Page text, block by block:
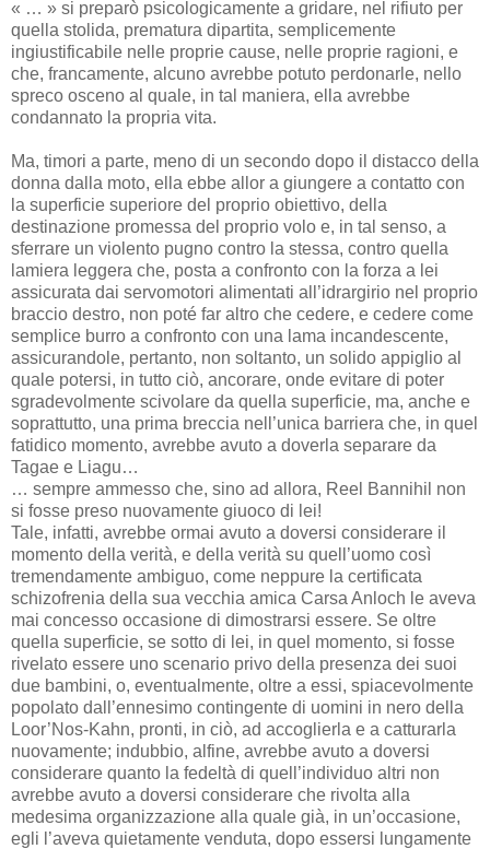
« … » si preparò psicologicamente a gridare, nel rifiuto per
quella stolida, prematura dipartita, semplicemente
ingiustificabile nelle proprie cause, nelle proprie ragioni, e
che, francamente, alcuno avrebbe potuto perdonarle, nello
spreco osceno al quale, in tal maniera, ella avrebbe
condannato la propria vita.
Ma, timori a parte, meno di un secondo dopo il distacco della
donna dalla moto, ella ebbe allor a giungere a contatto con
la superficie superiore del proprio obiettivo, della
destinazione promessa del proprio volo e, in tal senso, a
sferrare un violento pugno contro la stessa, contro quella
lamiera leggera che, posta a confronto con la forza a lei
assicurata dai servomotori alimentati all’idrargirio nel proprio
braccio destro, non poté far altro che cedere, e cedere come
semplice burro a confronto con una lama incandescente,
assicurandole, pertanto, non soltanto, un solido appiglio al
quale potersi, in tutto ciò, ancorare, onde evitare di poter
sgradevolmente scivolare da quella superficie, ma, anche e
soprattutto, una prima breccia nell’unica barriera che, in quel
fatidico momento, avrebbe avuto a doverla separare da
Tagae e Liagu…
… sempre ammesso che, sino ad allora, Reel Bannihil non
si fosse preso nuovamente giuoco di lei!
Tale, infatti, avrebbe ormai avuto a doversi considerare il
momento della verità, e della verità su quell’uomo così
tremendamente ambiguo, come neppure la certificata
schizofrenia della sua vecchia amica Carsa Anloch le aveva
mai concesso occasione di dimostrarsi essere. Se oltre
quella superficie, se sotto di lei, in quel momento, si fosse
rivelato essere uno scenario privo della presenza dei suoi
due bambini, o, eventualmente, oltre a essi, spiacevolmente
popolato dall’ennesimo contingente di uomini in nero della
Loor’Nos-Kahn, pronti, in ciò, ad accoglierla e a catturarla
nuovamente; indubbio, alfine, avrebbe avuto a doversi
considerare quanto la fedeltà di quell’individuo altri non
avrebbe avuto a doversi considerare che rivolta alla
medesima organizzazione alla quale già, in un’occasione,
egli l’aveva quietamente venduta, dopo essersi lungamente